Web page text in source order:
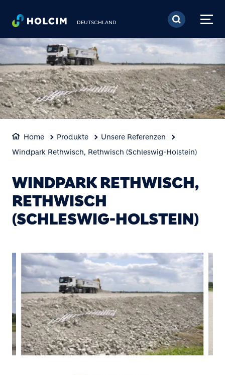
Direkt zum Inhalt
DEUTSCHLAND
Home Produkte
Unsere Referenzen
Windpark Rethwisch, Rethwisch (Schleswig-Holstein)
WINDPARK RETHWISCH,
RETHWISCH
(SCHLESWIG-HOLSTEIN)